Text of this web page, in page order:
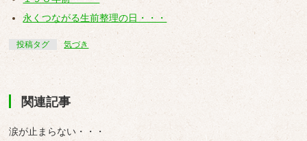
永くつながる生前整理の日・・・
投稿タグ 気づき
関連記事
涙が止まらない・・・